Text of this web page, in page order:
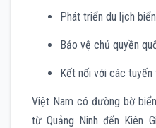
Phát triển du lịch
Bảo vệ chủ quyền
Kết nối với các
Việt Nam có đường bờ
từ Quảng Ninh đến Kiên